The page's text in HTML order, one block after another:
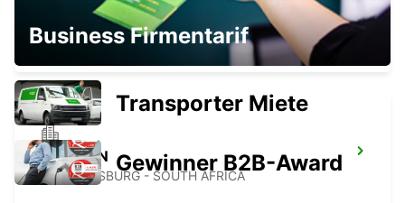
RANDBURG
JOHANNESBURG - SOUTH AFRICA
SANDTON
JOHANNESBURG - SOUTH AFRICA
Business Firmentarif
Transporter Miete
Gewinner B2B-Award